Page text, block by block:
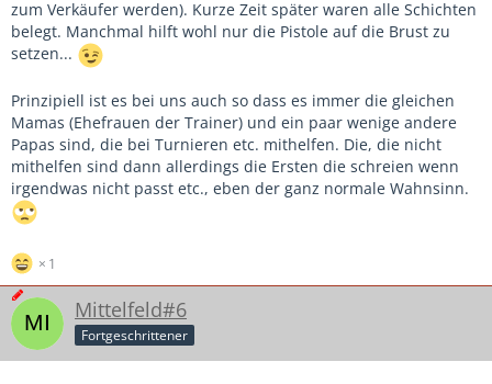
zum Verkäufer werden). Kurze Zeit später waren alle Schichten
belegt. Manchmal hilft wohl nur die Pistole auf die Brust zu
setzen...
Prinzipiell ist es bei uns auch so dass es immer die gleichen
Mamas (Ehefrauen der Trainer) und ein paar wenige andere
Papas sind, die bei Turnieren etc. mithelfen. Die, die nicht
mithelfen sind dann allerdings die Ersten die schreien wenn
irgendwas nicht passt etc., eben der ganz normale Wahnsinn.
1
Mittelfeld#6
Fortgeschrittener